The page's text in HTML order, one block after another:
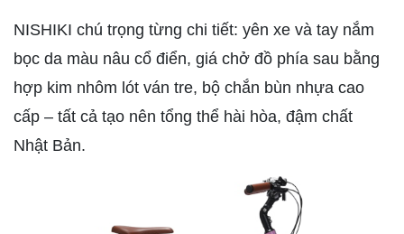
NISHIKI chú trọng từng chi tiết: yên xe và tay nắm
bọc da màu nâu cổ điển, giá chở đồ phía sau bằng
hợp kim nhôm lót ván tre, bộ chắn bùn nhựa cao
cấp – tất cả tạo nên tổng thể hài hòa, đậm chất
Nhật Bản.